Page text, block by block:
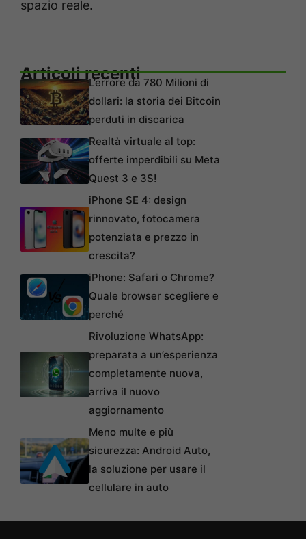
spazio reale.
Articoli recentiL’errore da 780 Milioni di
dollari: la storia dei Bitcoin
perduti in discarica
Realtà virtuale al top:
offerte imperdibili su Meta
Quest 3 e 3S!
iPhone SE 4: design
rinnovato, fotocamera
potenziata e prezzo in
crescita?
iPhone: Safari o Chrome?
Quale browser scegliere e
perché
Rivoluzione WhatsApp:
preparata a un’esperienza
completamente nuova,
arriva il nuovo
aggiornamento
Meno multe e più
sicurezza: Android Auto,
la soluzione per usare il
cellulare in auto